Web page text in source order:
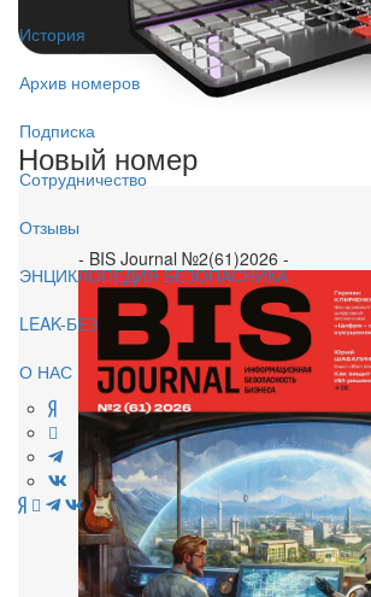
История
Архив номеров
Подписка
Сотрудничество
Отзывы
ЭНЦИКЛОПЕДИЯ БЕЗОПАСНИКА
LEAK-БЕЗ
О НАС
Новый номер
- BIS Journal №2(61)2026 -